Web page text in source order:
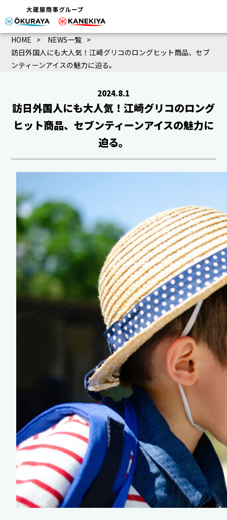
HOME
NEWS一覧
訪日外国人にも大人気！江崎グリコのロングヒット商品、セブ
ンティーンアイスの魅力に迫る。
2024.8.1
訪日外国人にも大人気！江崎グリコのロング
ヒット商品、セブンティーンアイスの魅力に
迫る。